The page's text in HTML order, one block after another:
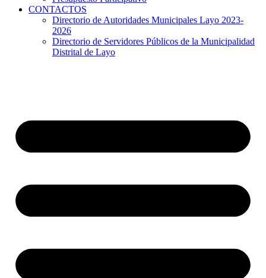
CONTACTOS
Directorio de Autoridades Municipales Layo 2023-
2026
Directorio de Servidores Públicos de la Municipalidad
Distrital de Layo